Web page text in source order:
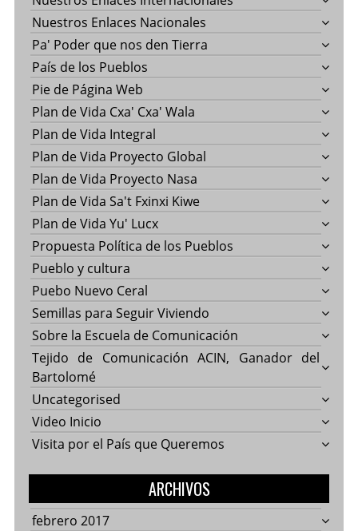
Nuestros Enlaces Nacionales
Pa' Poder que nos den Tierra
País de los Pueblos
Pie de Página Web
Plan de Vida Cxa' Cxa' Wala
Plan de Vida Integral
Plan de Vida Proyecto Global
Plan de Vida Proyecto Nasa
Plan de Vida Sa't Fxinxi Kiwe
Plan de Vida Yu' Lucx
Propuesta Política de los Pueblos
Pueblo y cultura
Puebo Nuevo Ceral
Semillas para Seguir Viviendo
Sobre la Escuela de Comunicación
Tejido de Comunicación ACIN, Ganador del
Bartolomé
Uncategorised
Video Inicio
Visita por el País que Queremos
ARCHIVOS
febrero 2017